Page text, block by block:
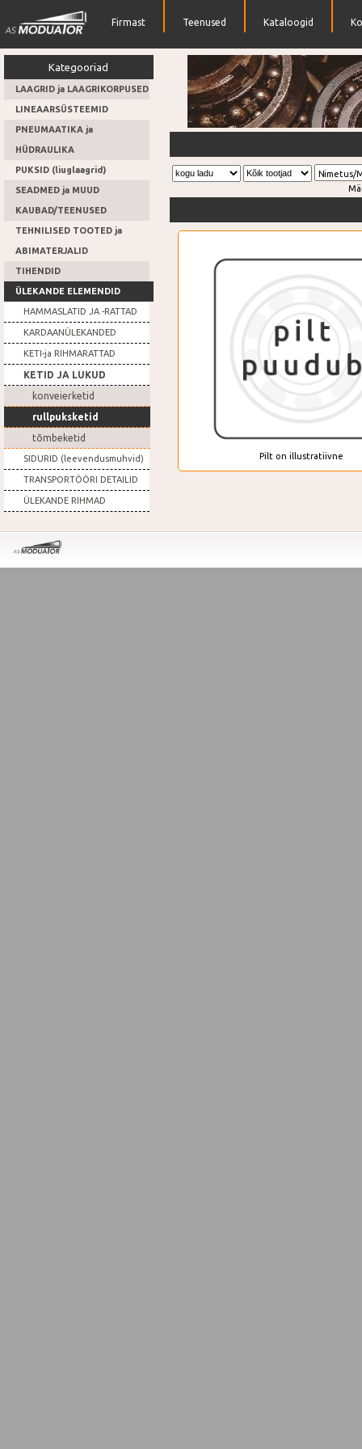
Firmast Teenused Kataloogid
Kategooriad
LAAGRID ja LAAGRIKORPUSED
LINEAARSÜSTEEMID
PNEUMAATIKA ja
HÜDRAULIKA
PUKSID (liuglaagrid)
SEADMED ja MUUD
KAUBAD/TEENUSED
TEHNILISED TOOTED ja
ABIMATERJALID
TIHENDID
ÜLEKANDE ELEMENDID
HAMMASLATID JA -RATTAD
KARDAANÜLEKANDED
KETI-ja RIHMARATTAD
KETID JA LUKUD
konveierketid
rullpuksketid
tõmbeketid
SIDURID (leevendusmuhvid)
TRANSPORTÖÖRI DETAILID
ÜLEKANDE RIHMAD
Nimetus/
Pilt on illustratiivne